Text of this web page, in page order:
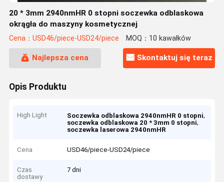
20 * 3mm 2940nmHR 0 stopni soczewka odblaskowa
okrągła do maszyny kosmetycznej
Cena：USD46/piece-USD24/piece MOQ：10 kawałków
Najlepsza cena Skontaktuj się teraz
Opis Produktu
High Light Soczewka odblaskowa 2940nmHR 0 stopni,
soczewka odblaskowa 20 * 3mm 0 stopni,
soczewka laserowa 2940nmHR
Cena USD46/piece-USD24/piece
Czas
dostawy
7 dni